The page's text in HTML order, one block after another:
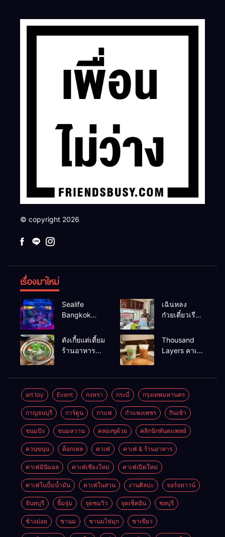
© copyright 2026
เรื่องมาใหม่
Sealife
Bangkok
แบงค์คอก
เฉินหลง
ก๋วยเตี๋ยวเรือ
อร่อยร้านดัง
หาดใหญ่
ตังเกี้ยแต่เตี้ยม
ร้านอาหาร
Thousand
Layers คาเฟ่
art toy Event กงหรา กระบี่ กรุงเทพมหานคร
กาญจนบุรี การ์ตูน กาแฟ กำแพงเพชร กินเช้า
ขนมปัง ขนมหวาน คลองขุด้วย คลิกนิกทันตแพทย์
ควนขนุน ค็อกเทล คาเฟ่ คาเฟ่ & ร้านอาหาร
คาเฟ่มินิมอล คาเฟ่เชียงใหม่ คาเฟ่เปิดใหม่
คาเฟ่ในปั้มน้ำมัน คาเฟ่ในสวน งานศิลปะ จอร์จทาวน์
จันทบุรี จิ้มจุ่ม จุดชมวิว จุดเช็คอิน ชลบุรี
ช้างม่อย ชานม ชานมไข่มุก ชาเขียว